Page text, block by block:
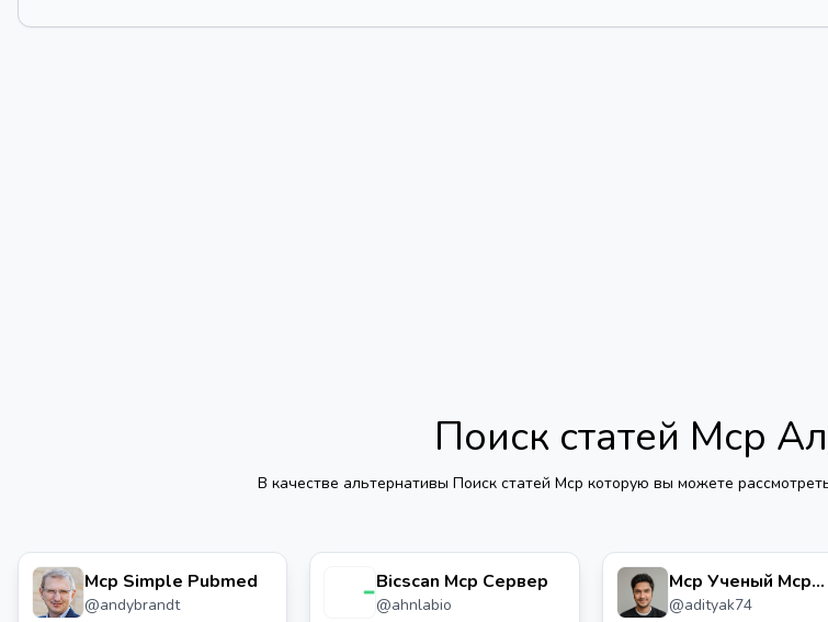
Поиск статей Mcp
В качестве альтернативы Поиск статей Mcp которую вы можете
Mcp Simple Pubmed
@andybrandt
Bicscan Mcp Сервер
@ahnlabio
Mcp Ученый Mcp
Сервер
@adityak74